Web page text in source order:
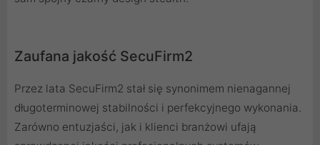
Zaufana jakość SecuFirm2
Przez lata SecuFirm2 stał się synonimem nienagannej
długoterminowej stabilności i perfekcyjnego wykonania.
Zarówno entuzjaści, jak i klienci branżowi ufają